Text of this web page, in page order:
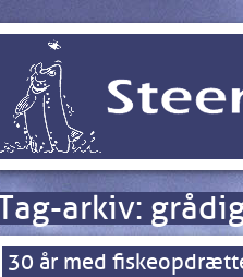
arkiv:
30 år med